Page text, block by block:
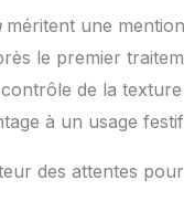
méritent une
le premier
de la
à un usage
des attentes